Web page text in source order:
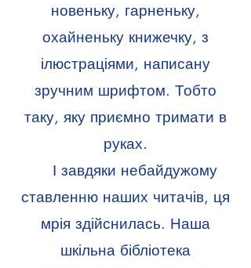
новеньку, гарненьку,
охайненьку книжечку, з
ілюстраціями, написану
зручним шрифтом. Тобто
таку, яку приємно тримати в
руках.
І завдяки небайдужому
ставленню наших читачів, ця
мрія здійснилась. Наша
шкільна бібліотека